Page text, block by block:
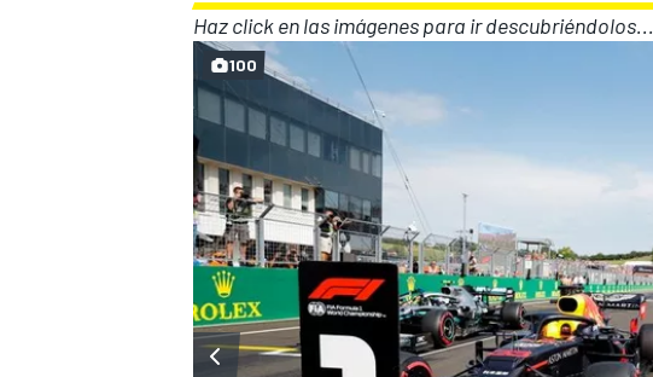
MÁS CATEGORÍAS
Haz click en las imágenes para ir descubriéndolos...
100